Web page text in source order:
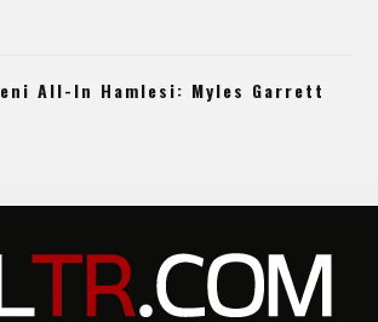
All-In Hamlesi: Myles Garrett